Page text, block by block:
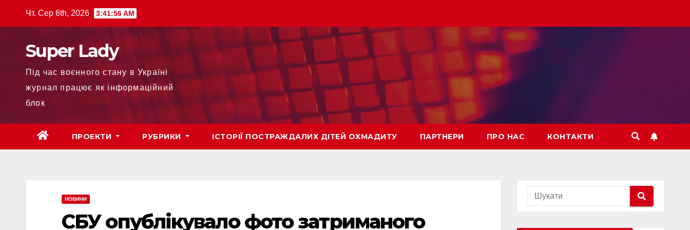
Чт. Сер 6th, 2026 3:41:58 AM
Super Lady
Під час воєнного стану в Україні
журнал працює як інформаційний
блок
ПРОЕКТИ РУБРИКИ ІСТОРІЇ ПОСТРАЖДАЛИХ ДІТЕЙ ОХМАДИТУ ПАРТНЕРИ ПРО НАС КОНТАКТИ
НОВИНИ
СБУ опублікувало фото затриманого